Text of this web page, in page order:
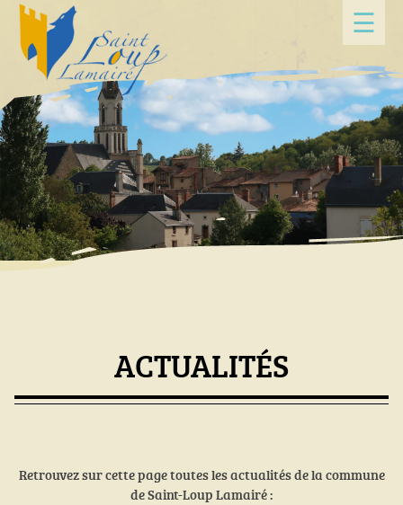
Panneau de gestion des cookies ☰
ACTUALITÉS
Retrouvez sur cette page toutes les actualités de la commune
de Saint-Loup Lamairé :